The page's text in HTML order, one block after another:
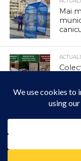
Acest site folosește cookies.
cookie-urilor.
Mai